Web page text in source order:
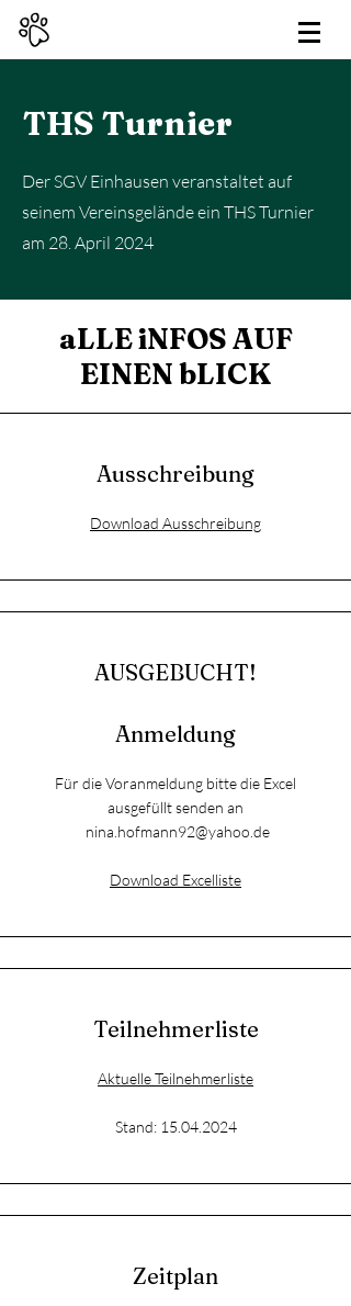
THS Turnier
Der SGV Einhausen veranstaltet auf
seinem Vereinsgelände ein THS Turnier
am 28. April 2024
aLLE iNFOS AUF
EINEN bLICK
Ausschreibung
Download Ausschreibung
AUSGEBUCHT!
Anmeldung
Für die Voranmeldung bitte die Excel
ausgefüllt senden an
nina.hofmann92@yahoo.de
Download Excelliste
Teilnehmerliste
Aktuelle Teilnehmerliste
Stand: 15.04.2024
Zeitplan